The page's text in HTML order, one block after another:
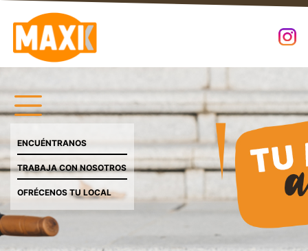
ENCUÉNTRANOS
TRABAJA CON NOSOTROS
OFRÉCENOS TU LOCAL